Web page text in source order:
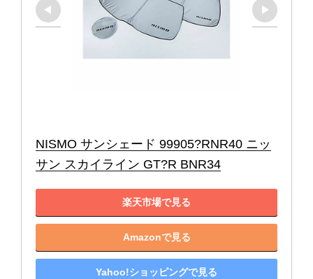
NISMO サンシェード 99905?RNR40 ニッ
サン スカイライン GT?R BNR34
楽天市場で見る
Amazonで見る
Yahoo!ショッピングで見る